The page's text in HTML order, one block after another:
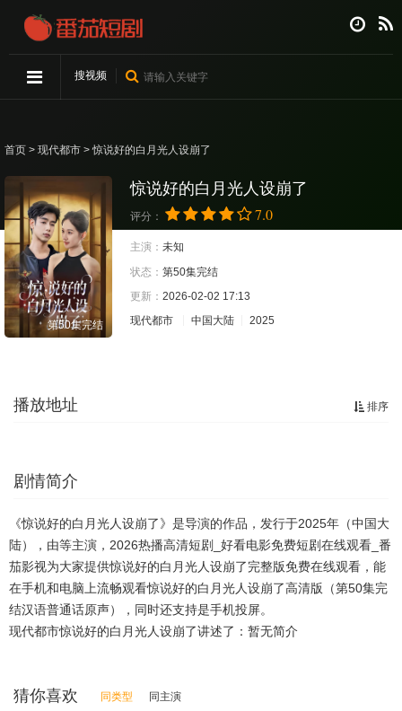
搜视频
首页 > 现代都市 > 惊说好的白月光人设崩了
第50集完结
惊说好的白月光人设崩了
评分： 7.0
主演： 未知
状态： 第50集完结
更新： 2026-02-02 17:13
现代都市
中国大陆 2025
排序
播放地址
剧情简介
《惊说好的白月光人设崩了》是导演的作品，发行于2025年（中国大
陆），由等主演，2026热播高清短剧_好看电影免费短剧在线观看_番
茄影视为大家提供惊说好的白月光人设崩了完整版免费在线观看，能
在手机和电脑上流畅观看惊说好的白月光人设崩了高清版（第50集完
结汉语普通话原声），同时还支持是手机投屏。
现代都市惊说好的白月光人设崩了讲述了：暂无简介
猜你喜欢 同类型 同主演